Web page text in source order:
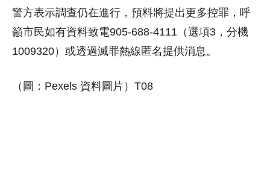
警方表示調查仍在進行，預料將提出更多控罪，呼
籲市民如有資料致電905-688-4111（選項3，分機
1009320）或透過滅罪熱線匿名提供消息。
（圖：Pexels 資料圖片）T08